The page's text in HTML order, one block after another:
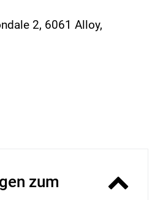
2, 6061 Alloy,
zum